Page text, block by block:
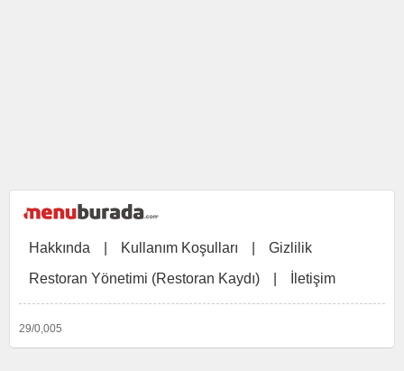
Hakkında Kullanım Koşulları
Gizlilik
Restoran Yönetimi (Restoran Kaydı)
İletişim
29/0,005